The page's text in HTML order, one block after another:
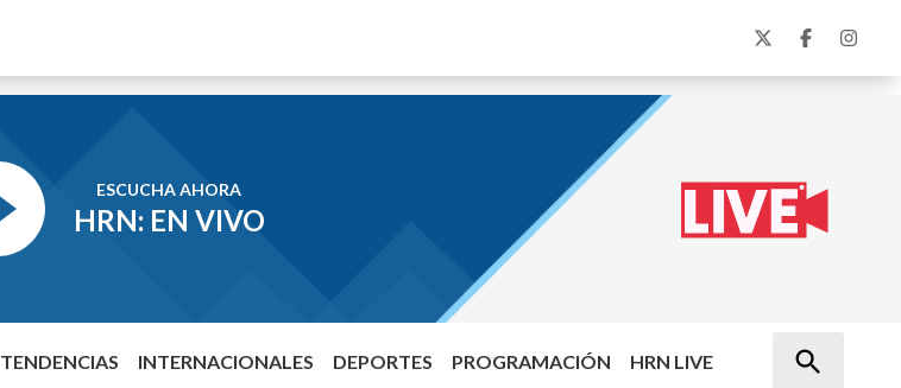
ESCUCHA AHORA
HRN: EN VIVO
TENDENCIAS INTERNACIONALES DEPORTES PROGRAMACIÓN HRN LIVE